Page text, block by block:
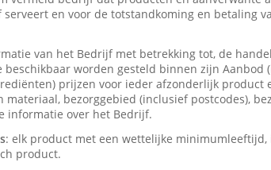
en voor de totstandkoming en betaling
van het Bedrijf met betrekking tot, de
worden gesteld binnen zijn Aanbod
prijzen voor ieder afzonderlijk product
materiaal, bezorggebied (inclusief postcodes),
informatie over het Bedrijf.
: elk product met een wettelijke
product.